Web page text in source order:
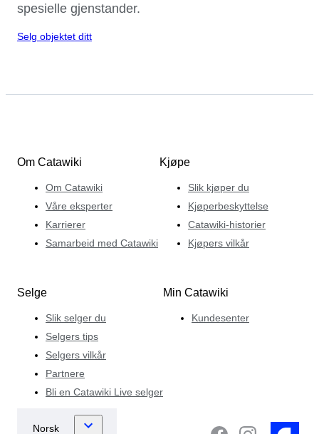
spesielle gjenstander.
Selg objektet ditt
Om Catawiki
Om Catawiki
Våre eksperter
Karrierer
Samarbeid med Catawiki
Kjøpe
Slik kjøper du
Kjøperbeskyttelse
Catawiki-historier
Kjøpers vilkår
Selge
Slik selger du
Selgers tips
Selgers vilkår
Partnere
Bli en Catawiki Live selger
Min Catawiki
Kundesenter